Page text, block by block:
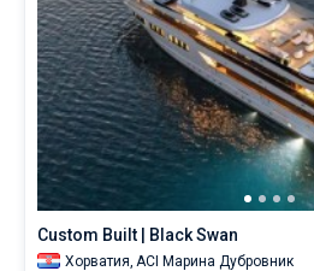
Custom Built | Black Swan
Хорватия, ACI Марина Дубровник